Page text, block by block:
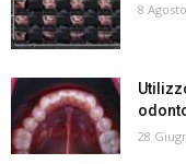
8
28